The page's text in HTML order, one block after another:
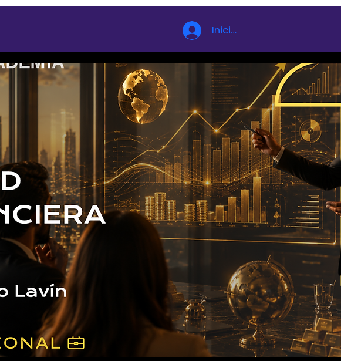
Iniciar sesión